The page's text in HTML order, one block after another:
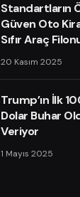
Standartların
Güven Oto
Sıfır Araç
20 Kasım 2025
Trump’ın İlk
Dolar Buhar
Veriyor
1 Mayıs 2025